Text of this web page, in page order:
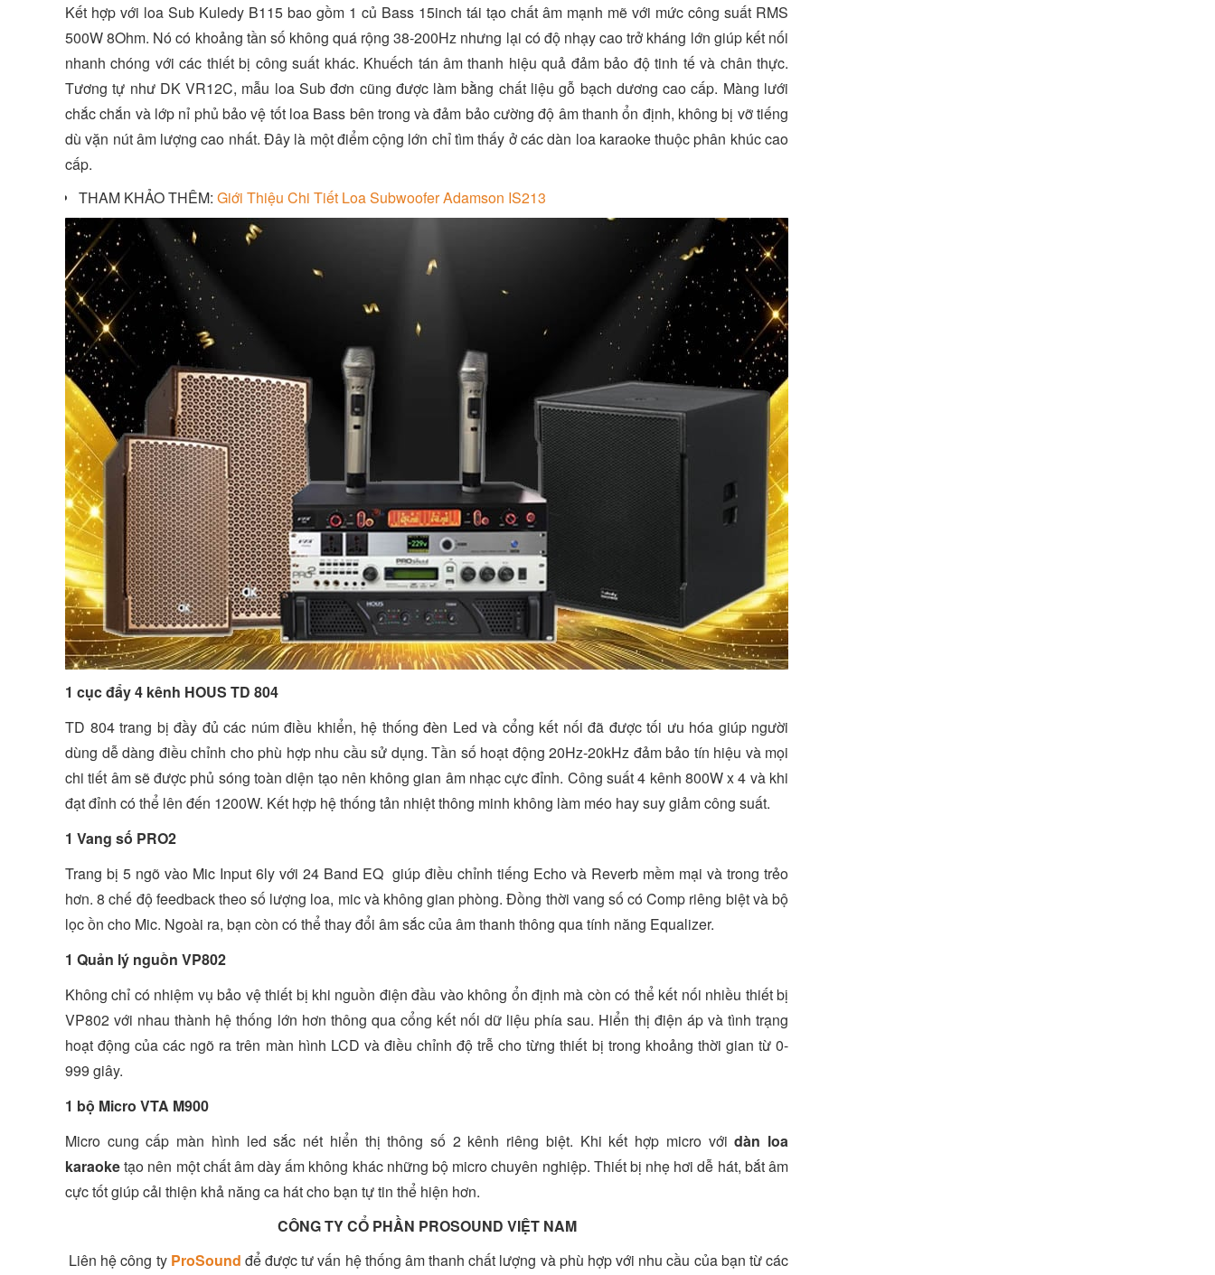
Kết hợp với loa Sub Kuledy B115 bao gồm 1 củ Bass 15inch tái tạo chất âm mạnh mẽ với mức công suất RMS
500W 8Ohm. Nó có khoảng tần số không quá rộng 38-200Hz nhưng lại có độ nhạy cao trở kháng lớn giúp kết nối
nhanh chóng với các thiết bị công suất khác. Khuếch tán âm thanh hiệu quả đảm bảo độ tinh tế và chân thực.
Tương tự như DK VR12C, mẫu loa Sub đơn cũng được làm bằng chất liệu gỗ bạch dương cao cấp. Màng lưới
chắc chắn và lớp nỉ phủ bảo vệ tốt loa Bass bên trong và đảm bảo cường độ âm thanh ổn định, không bị vỡ tiếng
dù vặn nút âm lượng cao nhất. Đây là một điểm cộng lớn chỉ tìm thấy ở các dàn loa karaoke thuộc phân khúc cao
cấp.
THAM KHẢO THÊM: Giới Thiệu Chi Tiết Loa Subwoofer Adamson IS213
1 cục đẩy 4 kênh HOUS TD 804
TD 804 trang bị đầy đủ các núm điều khiển, hệ thống đèn Led và cổng kết nối đã được tối ưu hóa giúp người
dùng dễ dàng điều chỉnh cho phù hợp nhu cầu sử dụng. Tần số hoạt động 20Hz-20kHz đảm bảo tín hiệu và mọi
chi tiết âm sẽ được phủ sóng toàn diện tạo nên không gian âm nhạc cực đỉnh. Công suất 4 kênh 800W x 4 và khi
đạt đỉnh có thể lên đến 1200W. Kết hợp hệ thống tản nhiệt thông minh không làm méo hay suy giảm công suất.
1 Vang số PRO2
Trang bị 5 ngõ vào Mic Input 6ly với 24 Band EQ giúp điều chỉnh tiếng Echo và Reverb mềm mại và trong trẻo
hơn. 8 chế độ feedback theo số lượng loa, mic và không gian phòng. Đồng thời vang số có Comp riêng biệt và bộ
lọc ồn cho Mic. Ngoài ra, bạn còn có thể thay đổi âm sắc của âm thanh thông qua tính năng Equalizer.
1 Quản lý nguồn VP802
Không chỉ có nhiệm vụ bảo vệ thiết bị khi nguồn điện đầu vào không ổn định mà còn có thể kết nối nhiều thiết bị
VP802 với nhau thành hệ thống lớn hơn thông qua cổng kết nối dữ liệu phía sau. Hiển thị điện áp và tình trạng
hoạt động của các ngõ ra trên màn hình LCD và điều chỉnh độ trễ cho từng thiết bị trong khoảng thời gian từ 0-
999 giây.
1 bộ Micro VTA M900
Micro cung cấp màn hình led sắc nét hiển thị thông số 2 kênh riêng biệt. Khi kết hợp micro vớidàn loa
karaoketạo nên một chất âm dày ấm không khác những bộ micro chuyên nghiệp. Thiết bị nhẹ hơi dễ hát, bắt âm
cực tốt giúp cải thiện khả năng ca hát cho bạn tự tin thể hiện hơn.
CÔNG TY CỔ PHẦN PROSOUND VIỆT NAM
Liên hệ công ty ProSound để được tư vấn hệ thống âm thanh chất lượng và phù hợp với nhu cầu của bạn từ các